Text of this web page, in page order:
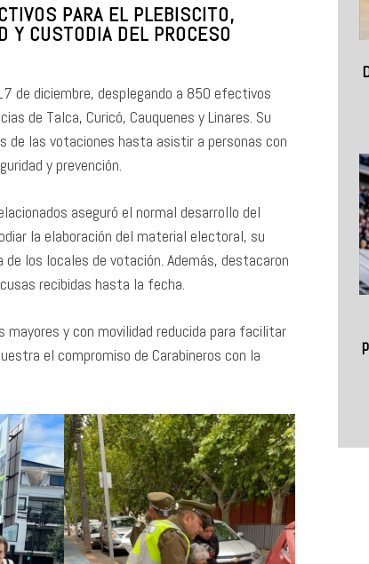
PARA EL PLEBISCITO,
Y CUSTODIA DEL PROCESO
de diciembre, desplegando a 850 efectivos
de Talca, Curicó, Cauquenes y Linares. Su
de las votaciones hasta asistir a personas con
y prevención.
aseguró el normal desarrollo del
la elaboración del material electoral, su
los locales de votación. Además, destacaron
recibidas hasta la fecha.
mayores y con movilidad reducida para facilitar
el compromiso de Carabineros con la